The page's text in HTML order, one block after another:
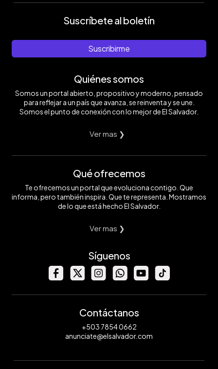
Suscríbete al boletín
Suscribirme
Quiénes somos
Somos un portal abierto, propositivo y moderno, pensado
para reflejar a un país que avanza, se reinventa y se une.
Somos el punto de conexión con lo mejor de El Salvador.
Ver mas ❯
Qué ofrecemos
Te ofrecemos un portal que evoluciona contigo. Que
informa, pero también inspira. Que te representa. Mostramos
de lo que está hecho El Salvador.
Ver mas ❯
Síguenos
Contáctanos
+503 7854 0662
anunciate@elsalvador.com